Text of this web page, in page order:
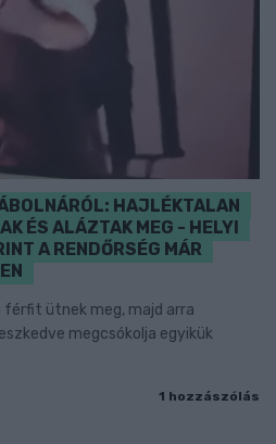
HAJLÉKTALAN
ÉS ALÁZTAK MEG - HELYI
A RENDŐRSÉG MÁR
ütnek meg, majd arra
megcsókolja egyikük
1 hozzászólás